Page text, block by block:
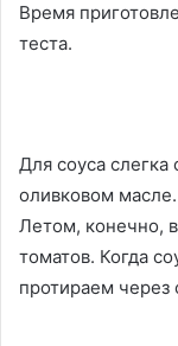
Время
теста.
Для соуса
оливковом
Летом, конечно,
томатов. Когда
протираем через